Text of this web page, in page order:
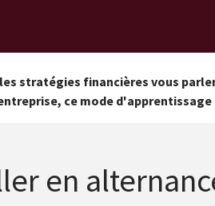
stratégies financières vous
ce mode
en